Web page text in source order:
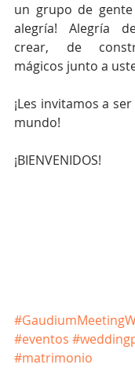
un grupo de
alegría! Alegría
crear, de
mágicos junto a
¡Les invitamos a
mundo!
¡BIENVENIDOS!
#eventos
#matrimonio